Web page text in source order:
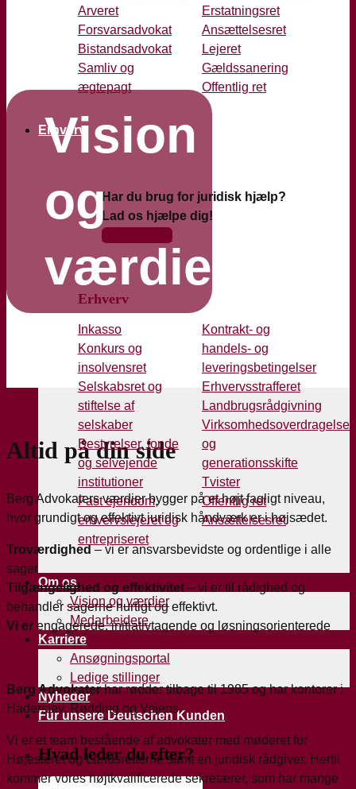
Arveret
Forsvarsadvokat
Bistandsadvokat
Samliv og
ægtepagt
Erstatningsret
Ansættelsesret
Lejeret
Gældssanering
Offentlig ret
Erhverv
Har du brug for juridisk hjælp?
Lad os hjælpe dig!
Kontakt Os
Erhverv
Inkasso
Konkurs og
insolvensret
Selskabsret og
stiftelse af
selskaber
Bestyrelser, fonde
og selvejende
institutioner
Fast ejendom,
erhvervslejeret og
entrepriseret
Kontrakt- og
handels- og
leveringsbetingelser
Erhvervsstrafferet
Landbrugsrådgivning
Virksomhedsoverdragelse
og
generationsskifte
Tvister
Offentlig ret
Ansættelsesret
Om os
Vision og værdier
Medarbejdere
Karriere
Ansøgningsportal
Ledige stillinger
Nyheder
Für unsere Deutschen Kunden
Hvad leder du efter?
Vision
og
værdier
Altid på din side
Berg Advokaters værdier bygger på et højt fagligt niveau,
hvor grundigt og effektivt juridisk håndværk er i højsædet.
Troværdighed– vi er ansvarsbevidste og ordentlige i alle
sager
Tilgængelighed og effektivitet – vi er til rådighed og
behandler sagerne hurtigt og effektivt.
Vi er engagerede, initiativtagende og løsningsorienterede
Berg Advokaterhar rødder tilbage til 1985 og har kontorer i
Haderslev, Rødding og Vojens.
Vi er et team bestående af advokater med møderet for
Højesteret og Landsretterne samt en juridisk rådgiver. Hertil
kommer vores højtkvalificerede sekretærer, som har mange